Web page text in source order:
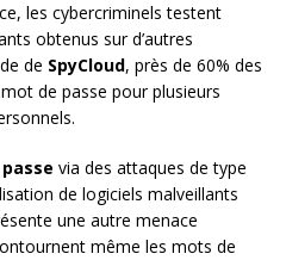
les cybercriminels testent
obtenus sur d’autres
de SpyCloud, près de 60% des
de passe pour plusieurs
via des attaques de type
de logiciels malveillants
une autre menace
même les mots de